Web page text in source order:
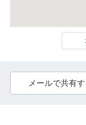
メールで共有す